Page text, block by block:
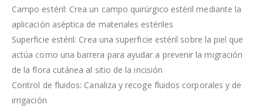
Campo estéril: Crea un campo quirúrgico estéril mediante la
aplicación aséptica de materiales estériles
Superficie estéril: Crea una superficie estéril sobre la piel que
actúa como una barrera para ayudar a prevenir la migración
de la flora cutánea al sitio de la incisión
Control de fluidos: Canaliza y recoge fluidos corporales y de
irrigación